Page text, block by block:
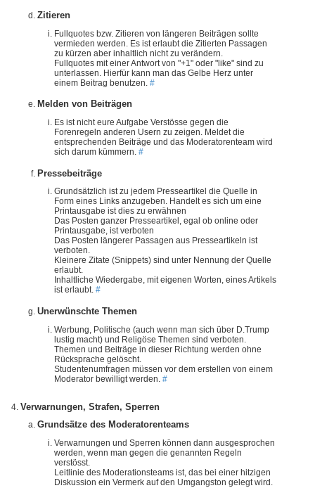
Zitieren
Fullquotes bzw. Zitieren von längeren Beiträgen sollte
vermieden werden. Es ist erlaubt die Zitierten Passagen
zu kürzen aber inhaltlich nicht zu verändern.
Fullquotes mit einer Antwort von "+1" oder "like" sind zu
unterlassen. Hierfür kann man das Gelbe Herz unter
einem Beitrag benutzen. #
Melden von Beiträgen
Es ist nicht eure Aufgabe Verstösse gegen die
Forenregeln anderen Usern zu zeigen. Meldet die
entsprechenden Beiträge und das Moderatorenteam wird
sich darum kümmern. #
Pressebeiträge
Grundsätzlich ist zu jedem Presseartikel die Quelle in
Form eines Links anzugeben. Handelt es sich um eine
Printausgabe ist dies zu erwähnen
Das Posten ganzer Presseartikel, egal ob online oder
Printausgabe, ist verboten
Das Posten längerer Passagen aus Presseartikeln ist
verboten.
Kleinere Zitate (Snippets) sind unter Nennung der Quelle
erlaubt.
Inhaltliche Wiedergabe, mit eigenen Worten, eines Artikels
ist erlaubt. #
Unerwünschte Themen
Werbung, Politische (auch wenn man sich über D.Trump
lustig macht) und Religöse Themen sind verboten.
Themen und Beiträge in dieser Richtung werden ohne
Rücksprache gelöscht.
Studentenumfragen müssen vor dem erstellen von einem
Moderator bewilligt werden. #
Verwarnungen, Strafen, Sperren
Grundsätze des Moderatorenteams
Verwarnungen und Sperren können dann ausgesprochen
werden, wenn man gegen die genannten Regeln
verstösst.
Leitlinie des Moderationsteams ist, das bei einer hitzigen
Diskussion ein Vermerk auf den Umgangston gelegt wird.